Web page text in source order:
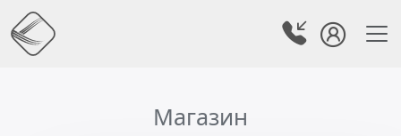
Магазин